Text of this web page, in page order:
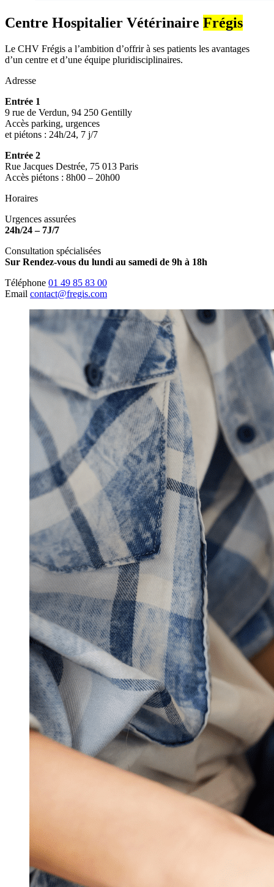
Centre Hospitalier Vétérinaire Frégis
Le CHV Frégis a l’ambition d’offrir à ses patients les avantages
d’un centre et d’une équipe pluridisciplinaires.
Adresse
Entrée 1
9 rue de Verdun, 94 250 Gentilly
Accès parking, urgences
et piétons : 24h/24, 7 j/7
Entrée 2
Rue Jacques Destrée, 75 013 Paris
Accès piétons : 8h00 – 20h00
Horaires
Urgences assurées
24h/24 – 7J/7
Consultation spécialisées
Sur Rendez-vous du lundi au samedi de 9h à 18h
Téléphone 01 49 85 83 00
Email contact@fregis.com